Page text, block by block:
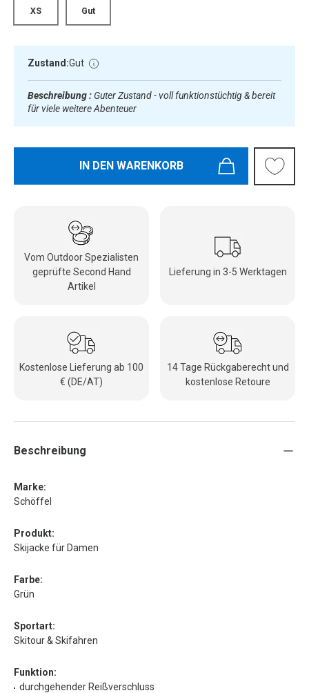
XS Gut
Zustand:Gut
Beschreibung : Guter Zustand - voll funktionstüchtig & bereit
für viele weitere Abenteuer
IN DEN WARENKORB
Vom Outdoor Spezialisten
geprüfte Second Hand
Artikel
Lieferung in 3-5 Werktagen
Kostenlose Lieferung ab 100
€ (DE/AT)
14 Tage Rückgaberecht und
kostenlose Retoure
Beschreibung
Marke:
Schöffel
Produkt:
Skijacke für Damen
Farbe:
Grün
Sportart:
Skitour & Skifahren
Funktion:
durchgehender Reißverschluss